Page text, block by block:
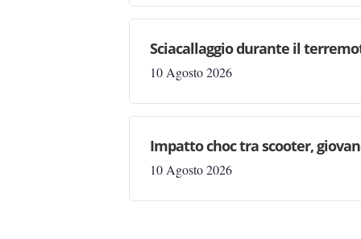
Sciacallaggio durante il
10 Agosto 2026
Impatto choc tra scooter,
10 Agosto 2026